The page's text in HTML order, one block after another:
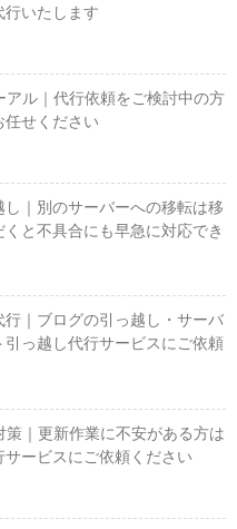
いたします
ル｜代行依頼をご検討中の方
せください
｜別のサーバーへの移転は移
と不具合にも早急に対応でき
｜ブログの引っ越し・サーバ
っ越し代行サービスにご依頼
｜更新作業に不安がある方は
ービスにご依頼ください